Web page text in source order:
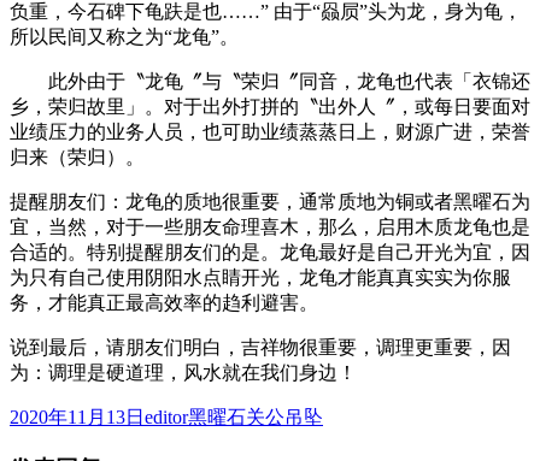
负重，今石碑下龟趺是也……” 由于“赑屃”头为龙，身为龟，
所以民间又称之为“龙龟”。
此外由于〝龙龟〞与〝荣归〞同音，龙龟也代表「衣锦还
乡，荣归故里」。对于出外打拼的〝出外人〞，或每日要面对
业绩压力的业务人员，也可助业绩蒸蒸日上，财源广进，荣誉
归来（荣归）。
提醒朋友们：龙龟的质地很重要，通常质地为铜或者黑曜石为
宜，当然，对于一些朋友命理喜木，那么，启用木质龙龟也是
合适的。特别提醒朋友们的是。龙龟最好是自己开光为宜，因
为只有自己使用阴阳水点睛开光，龙龟才能真真实实为你服
务，才能真正最高效率的趋利避害。
说到最后，请朋友们明白，吉祥物很重要，调理更重要，因
为：调理是硬道理，风水就在我们身边！
发
2020年11月13日 作
editor分
黑曜石关公吊坠